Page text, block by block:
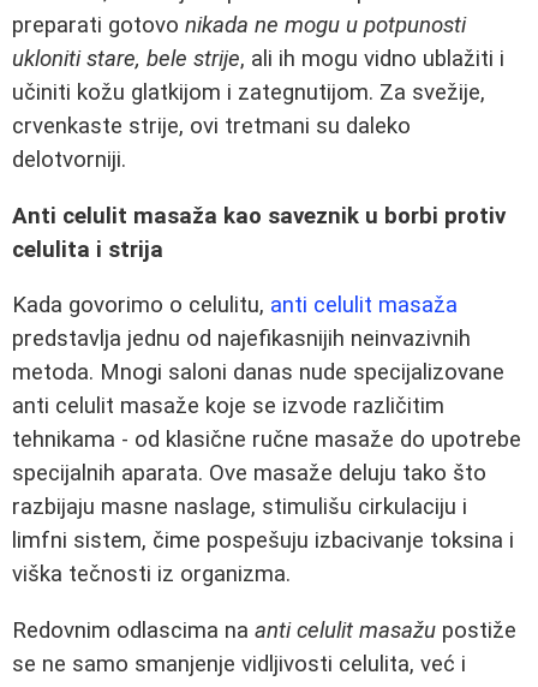
preparati gotovo nikada ne mogu u potpunosti
ukloniti stare, bele strije, ali ih mogu vidno ublažiti i
učiniti kožu glatkijom i zategnutijom. Za svežije,
crvenkaste strije, ovi tretmani su daleko
delotvorniji.
Anti celulit masaža kao saveznik u borbi protiv
celulita i strija
Kada govorimo o celulitu, anti celulit masaža
predstavlja jednu od najefikasnijih neinvazivnih
metoda. Mnogi saloni danas nude specijalizovane
anti celulit masaže koje se izvode različitim
tehnikama - od klasične ručne masaže do upotrebe
specijalnih aparata. Ove masaže deluju tako što
razbijaju masne naslage, stimulišu cirkulaciju i
limfni sistem, čime pospešuju izbacivanje toksina i
viška tečnosti iz organizma.
Redovnim odlascima na anti celulit masažu postiže
se ne samo smanjenje vidljivosti celulita, već i